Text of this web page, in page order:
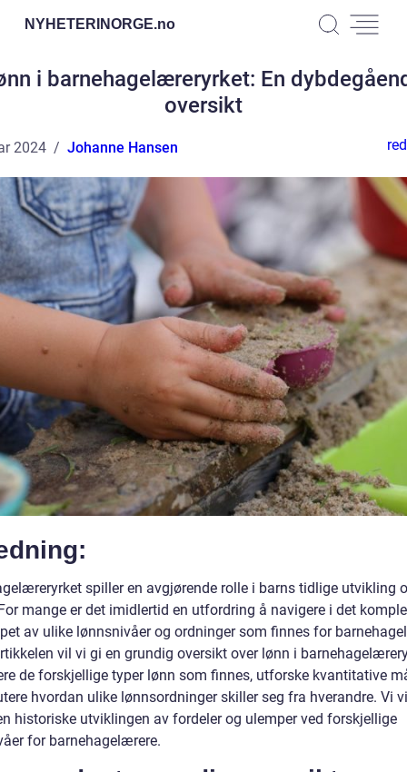
NYHETERINORGE.no
i barnehagelæreryrket: En
oversikt
2024 Johanne Hansen
spiller en avgjørende rolle i barns tidlige utvikling
mange er det imidlertid en utfordring å navigere i det
av ulike lønnsnivåer og ordninger som finnes for
vil vi gi en grundig oversikt over lønn i
de forskjellige typer lønn som finnes, utforske kvantitative
hvordan ulike lønnsordninger skiller seg fra hverandre. Vi
historiske utviklingen av fordeler og ulemper ved forskjellige
for barnehagelærere.